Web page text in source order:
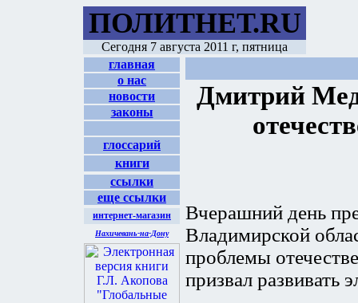
ПОЛИТНЕТ.RU
Сегодня 7 августа 2011 г, пятница
главная
о нас
новости
законы
глоссарий
книги
ссылки
еще ссылки
интернет-магазин
Нахичевань-на-Дону
Дмитрий
Вчерашний день
Владимирской
проблемы
призвал развивать